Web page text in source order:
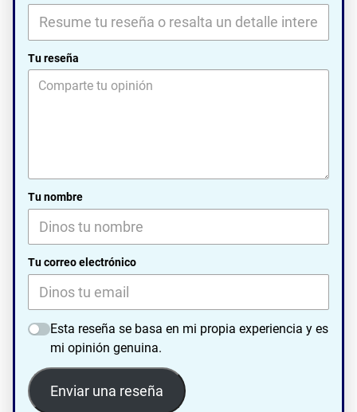
Tu reseña
Tu nombre
Tu correo electrónico
Esta reseña se basa en mi propia experiencia y es
mi opinión genuina.
Enviar una reseña